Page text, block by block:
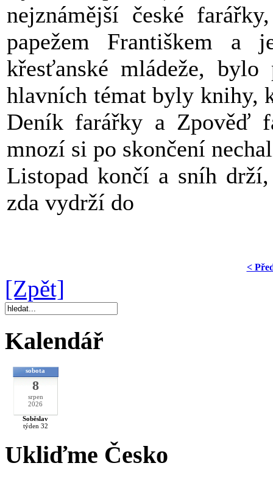
nejznámější české
papežem Františkem a
křesťanské mládeže,
hlavních témat byly knihy,
Deník farářky a Zpověď
mnozí si po skončení
Listopad končí a sníh
zda vydrží do
<
[Zpět]
Kalendář
sobota
8
srpen
2026
Soběslav
týden 32
Ukliďme Česko